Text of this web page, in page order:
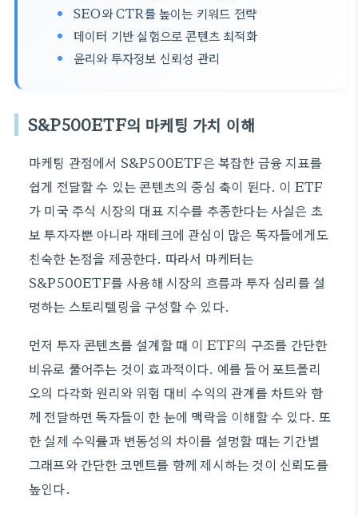
SEO와 CTR를 높이는 키워드 전략
데이터 기반 실험으로 콘텐츠 최적화
윤리와 투자정보 신뢰성 관리
S&P500ETF의 마케팅 가치 이해
마케팅 관점에서 S&P500ETF은 복잡한 금융 지표를
쉽게 전달할 수 있는 콘텐츠의 중심 축이 된다. 이 ETF
가 미국 주식 시장의 대표 지수를 추종한다는 사실은 초
보 투자자뿐 아니라 재테크에 관심이 많은 독자들에게도
친숙한 논점을 제공한다. 따라서 마케터는
S&P500ETF를 사용해 시장의 흐름과 투자 심리를 설
명하는 스토리텔링을 구성할 수 있다.
먼저 투자 콘텐츠를 설계할 때 이 ETF의 구조를 간단한
비유로 풀어주는 것이 효과적이다. 예를 들어 포트폴리
오의 다각화 원리와 위험 대비 수익의 관계를 차트와 함
께 전달하면 독자들이 한 눈에 맥락을 이해할 수 있다. 또
한 실제 수익률과 변동성의 차이를 설명할 때는 기간별
그래프와 간단한 코멘트를 함께 제시하는 것이 신뢰도를
높인다.